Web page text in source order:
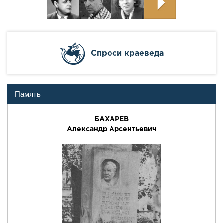
Cпроси краеведа
Память
БАХАРЕВ
Александр Арсентьевич